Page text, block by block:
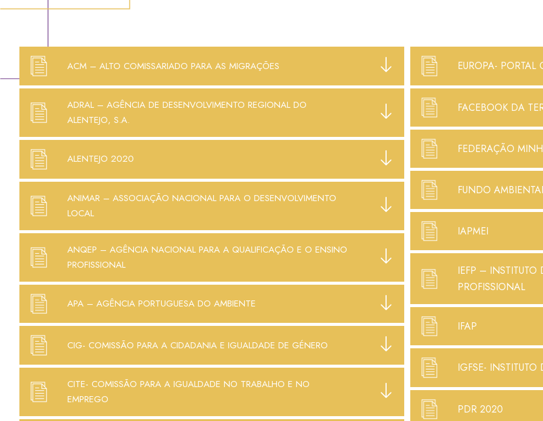
ACM – ALTO COMISSARIADO PARA AS MIGRAÇÕES
ADRAL – AGÊNCIA DE DESENVOLVIMENTO REGIONAL DO
ALENTEJO, S.A.
ALENTEJO 2020
ANIMAR – ASSOCIAÇÃO NACIONAL PARA O DESENVOLVIMENTO
LOCAL
ANQEP – AGÊNCIA NACIONAL PARA A QUALIFICAÇÃO E O ENSINO
PROFISSIONAL
APA – AGÊNCIA PORTUGUESA DO AMBIENTE
CIG- COMISSÃO PARA A CIDADANIA E IGUALDADE DE GÉNERO
CITE- COMISSÃO PARA A IGUALDADE NO TRABALHO E NO
EMPREGO
EUROPA-
FACEBOOK DA
FEDERAÇÃO
FUNDO
IAPMEI
IEFP – INSTITUTO
PROFISSIONAL
IFAP
IGFSE-
PDR 2020